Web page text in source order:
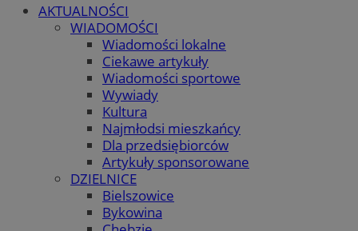
AKTUALNOŚCI
WIADOMOŚCI
Wiadomości lokalne
Ciekawe artykuły
Wiadomości sportowe
Wywiady
Kultura
Najmłodsi mieszkańcy
Dla przedsiębiorców
Artykuły sponsorowane
DZIELNICE
Bielszowice
Bykowina